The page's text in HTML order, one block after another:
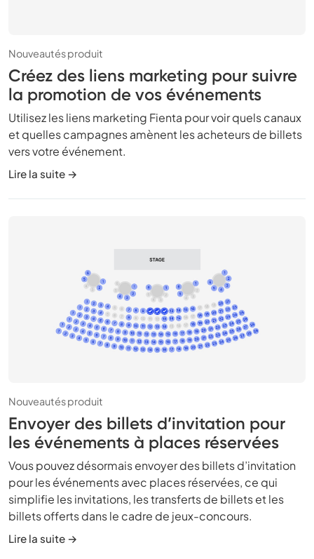
Nouveautés produit
Créez des liens marketing pour suivre
la promotion de vos événements
Utilisez les liens marketing Fienta pour voir quels canaux
et quelles campagnes amènent les acheteurs de billets
vers votre événement.
Lire la suite →
Nouveautés produit
Envoyer des billets d’invitation pour
les événements à places réservées
Vous pouvez désormais envoyer des billets d’invitation
pour les événements avec places réservées, ce qui
simplifie les invitations, les transferts de billets et les
billets offerts dans le cadre de jeux-concours.
Lire la suite →